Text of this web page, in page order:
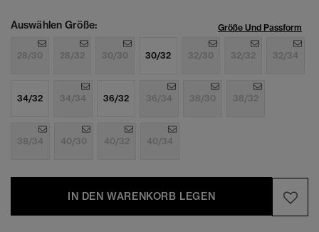
Auswählen Größe: Größe Und Passform
28/30 28/32 30/30 30/32 32/30 32/32 32/34
34/32 34/34 36/32 36/34 38/30 38/32
38/34 40/30 40/32 40/34
IN DEN WARENKORB LEGEN